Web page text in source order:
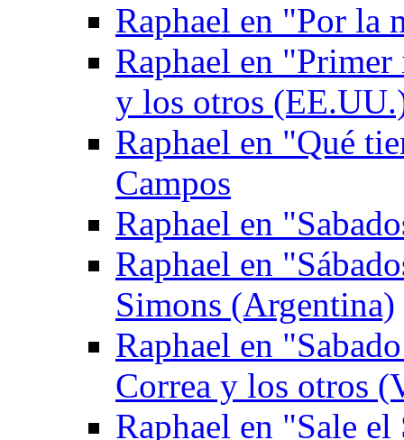
Raphael en "Por la
Raphael en
y los otros
Raphael en "Qué
Campos
Raphael en
Raphael en
Simons (Argentina)
Raphael en
Correa y los otros
Raphael en "Sale